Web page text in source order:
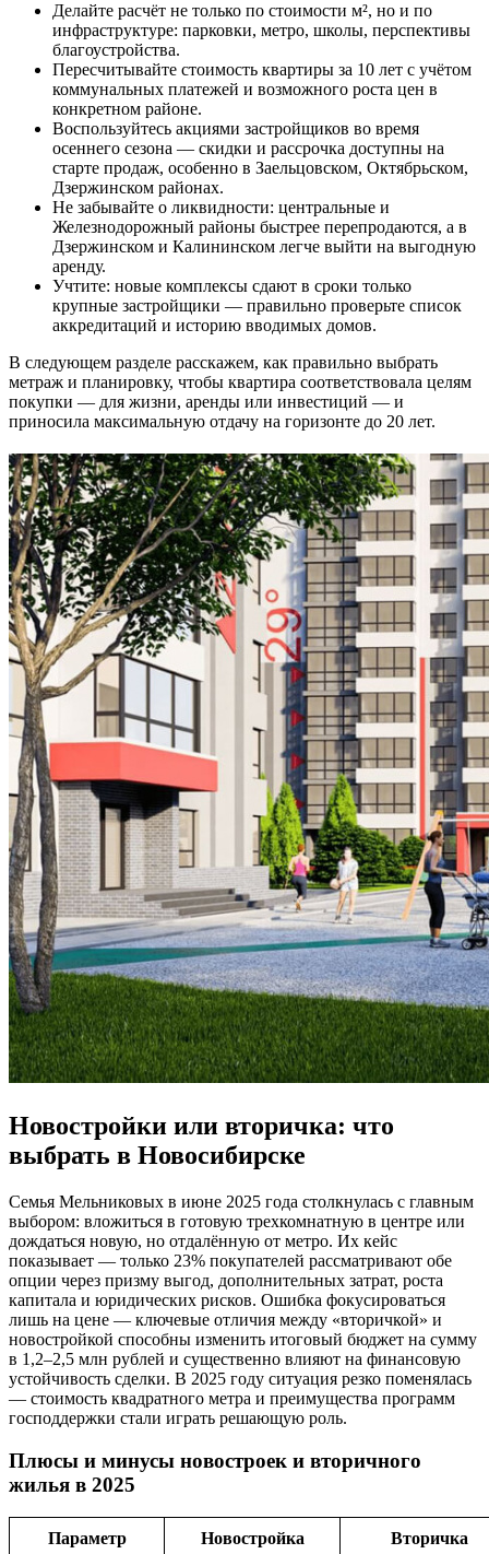
Делайте расчёт не только по стоимости м², но и по
инфраструктуре: парковки, метро, школы, перспективы
благоустройства.
Пересчитывайте стоимость квартиры за 10 лет с учётом
коммунальных платежей и возможного роста цен в
конкретном районе.
Воспользуйтесь акциями застройщиков во время
осеннего сезона — скидки и рассрочка доступны на
старте продаж, особенно в Заельцовском, Октябрьском,
Дзержинском районах.
Не забывайте о ликвидности: центральные и
Железнодорожный районы быстрее перепродаются, а в
Дзержинском и Калининском легче выйти на выгодную
аренду.
Учтите: новые комплексы сдают в сроки только
крупные застройщики — правильно проверьте список
аккредитаций и историю вводимых домов.
В следующем разделе расскажем, как правильно выбрать
метраж и планировку, чтобы квартира соответствовала целям
покупки — для жизни, аренды или инвестиций — и
приносила максимальную отдачу на горизонте до 20 лет.
Новостройки или вторичка: что
выбрать в Новосибирске
Семья Мельниковых в июне 2025 года столкнулась с главным
выбором: вложиться в готовую трехкомнатную в центре или
дождаться новую, но отдалённую от метро. Их кейс
показывает — только 23% покупателей рассматривают обе
опции через призму выгод, дополнительных затрат, роста
капитала и юридических рисков. Ошибка фокусироваться
лишь на цене — ключевые отличия между «вторичкой» и
новостройкой способны изменить итоговый бюджет на сумму
в 1,2–2,5 млн рублей и существенно влияют на финансовую
устойчивость сделки. В 2025 году ситуация резко поменялась
— стоимость квадратного метра и преимущества программ
господдержки стали играть решающую роль.
Плюсы и минусы новостроек и вторичного
жилья в 2025
Параметр Новостройка Вторичка